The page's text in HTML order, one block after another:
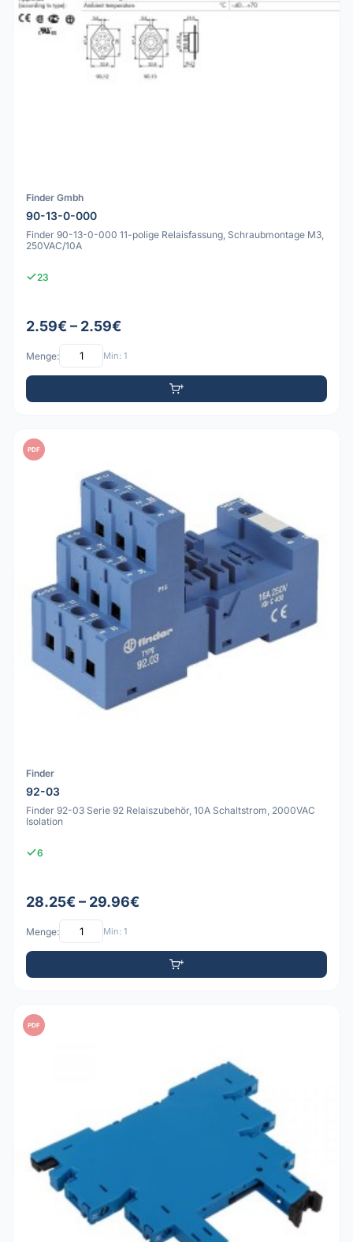
Finder Gmbh
90-13-0-000
Finder 90-13-0-000 11-polige Relaisfassung, Schraubmontage M3,
250VAC/10A
23
2.59€ – 2.59€
Menge: Min: 1
PDF
Finder
92-03
Finder 92-03 Serie 92 Relaiszubehör, 10A Schaltstrom, 2000VAC
Isolation
6
28.25€ – 29.96€
Menge: Min: 1
PDF